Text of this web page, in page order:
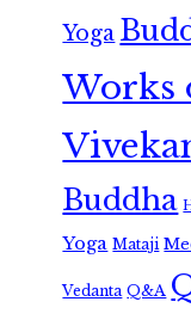
Yoga
Works
Buddha
Yoga Mataji
Vedanta Q&A